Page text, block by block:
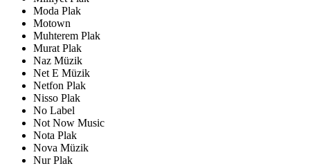
Moda Plak
Motown
Muhterem Plak
Murat Plak
Naz Müzik
Net E Müzik
Netfon Plak
Nisso Plak
No Label
Not Now Music
Nota Plak
Nova Müzik
Nur Plak